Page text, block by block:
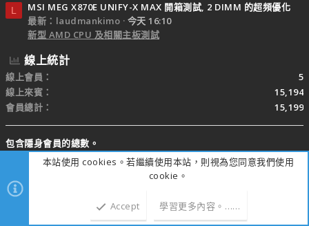
L
MSI MEG X870E UNIFY-X MAX 開箱測試, 2 DIMM 的超頻優化
最新：laudmankimo
今天 16:10
新型 AMD CPU 及相關主板測試
線上統計
線上會員
5
線上來賓
15,194
會員總計
15,199
包含隱身會員的總數。
分享此頁
RedditPinterestTumblr
本站使用 cookies。若繼續使用本站，則視為您同意我們使用
cookie。
Accept 學習更多內容。……